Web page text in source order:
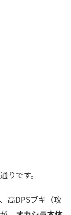
りです。
高DPSブキ（攻